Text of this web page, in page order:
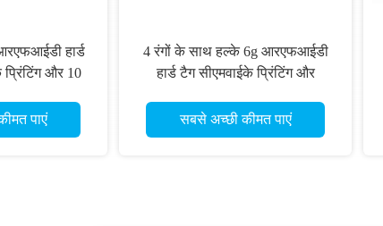
हार्ड
प्रिंटिंग और 10
के लिए
पाएं
4 रंगों के साथ हल्के 6g आरएफआईडी
हार्ड टैग सीएमवाईके प्रिंटिंग और
आकार कुशल इन्वेंट्री प्रबंधन के लिए
सबसे अच्छी कीमत पाएं